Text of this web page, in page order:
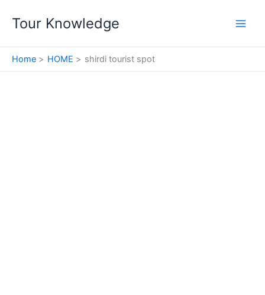
Tour Knowledge
Home HOME shirdi tourist spot